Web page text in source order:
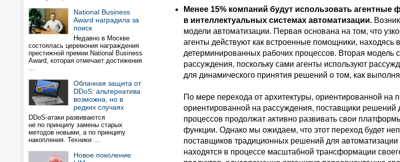
National Business
Award наградила за
поиск
Недавно в Москве
состоялась церемония награждения
престижной премии National Business
Award, которая отмечает достижения
…
Облачная защита от
DDoS: альтернатива
возможна, но в
редких случаях
DDoS-атаки развиваются
не по принципу замены старых
методов новыми, а по принципу
накопления. Техники …
Новое поколение
Менее 15% компаний будут использовать агентные
в интеллектуальных системах автоматизации.
модели автоматизации. Первая основана на том, что
агенты действуют как встроенные помощники, находясь
детерминированных рабочих процессов. Вторая модель
рассуждения, поскольку сами агенты используют
для динамического принятия решений о том, как
По мере перехода от архитектуры, ориентированной на
ориентированной на рассуждения, поставщики решений
процессов продолжат активно развивать свои
функции. Однако мы ожидаем, что этот переход будет
поставщиков традиционных решений для
находятся в процессе масштабной трансформации